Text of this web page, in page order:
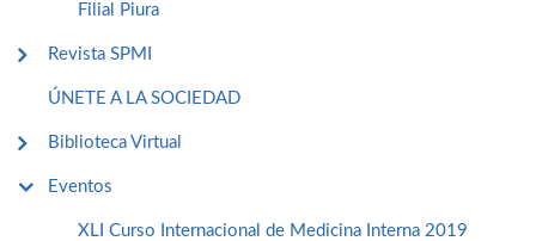
Filial Piura
Revista SPMI
ÚNETE A LA SOCIEDAD
Biblioteca Virtual
Eventos
XLI Curso Internacional de Medicina Interna 2019